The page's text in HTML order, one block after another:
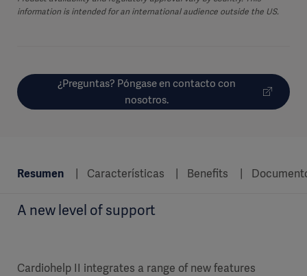
information is intended for an international audience outside the US.
¿Preguntas? Póngase en contacto con
nosotros.
Resumen Características Benefits
A new level of support
Cardiohelp II integrates a range of new features